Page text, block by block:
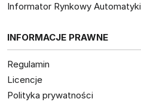
Informator Rynkowy Automatyki
INFORMACJE PRAWNE
Regulamin
Licencje
Polityka prywatności